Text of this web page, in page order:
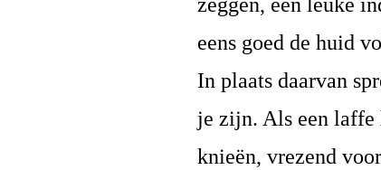
eens goed de huid
In plaats daarvan
je zijn. Als een laffe
knieën, vrezend